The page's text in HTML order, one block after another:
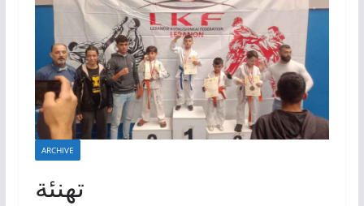
ARCHIVE
تهنئة